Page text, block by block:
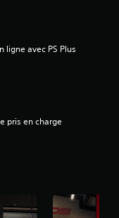
ligne avec PS Plus
pris en charge